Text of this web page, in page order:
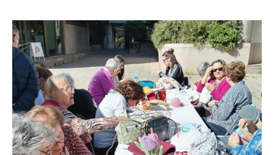
Talleres
de
Prevención
Acompañamiento
a
Personas
Mayores
en